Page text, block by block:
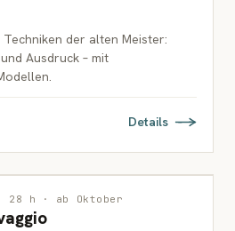
der alten Meister:
Ausdruck – mit
Details
28 h · ab Oktober